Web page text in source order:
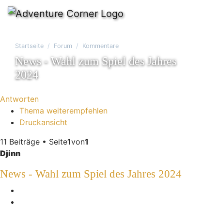
Startseite Forum Kommentare
News - Wahl zum Spiel des Jahres
2024
Antworten
Thema weiterempfehlen
Druckansicht
11 Beiträge • Seite1von1
Djinn
News - Wahl zum Spiel des Jahres 2024